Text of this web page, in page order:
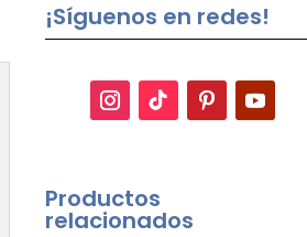
¡Síguenos en redes!
Productos
relacionados